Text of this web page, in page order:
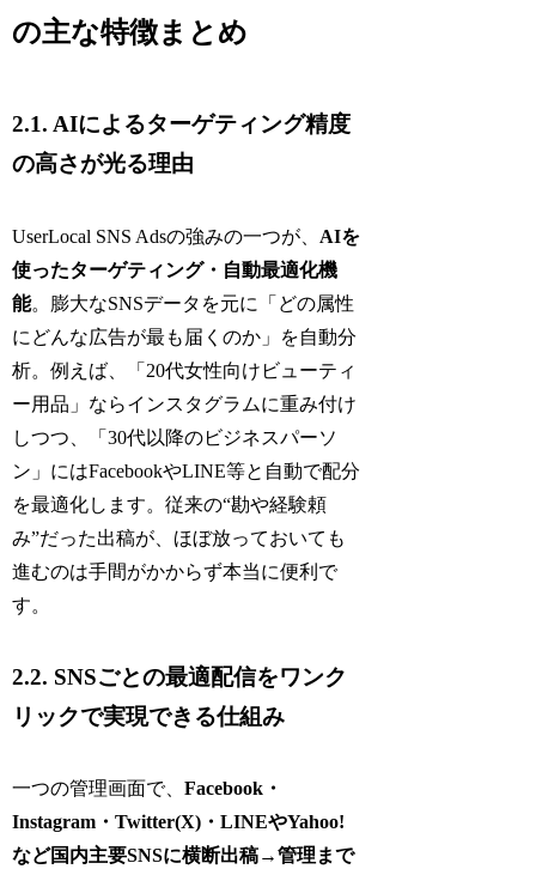
の主な特徴まとめ
2.1. AIによるターゲティング精度
の高さが光る理由
UserLocal SNS Adsの強みの一つが、 AIを
使ったターゲティング・自動最適化機
能。膨大なSNSデータを元に「どの属性
にどんな広告が最も届くのか」を自動分
析。例えば、「20代女性向けビューティ
ー用品」ならインスタグラムに重み付け
しつつ、「30代以降のビジネスパーソ
ン」にはFacebookやLINE等と自動で配分
を最適化します。従来の“勘や経験頼
み”だった出稿が、ほぼ放っておいても
進むのは手間がかからず本当に便利で
す。
2.2. SNSごとの最適配信をワンク
リックで実現できる仕組み
一つの管理画面で、Facebook・
Instagram・Twitter(X)・LINEやYahoo!
など国内主要SNSに横断出稿→管理まで